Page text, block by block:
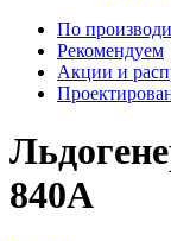
По
Рекомендуем
Акции и
840A